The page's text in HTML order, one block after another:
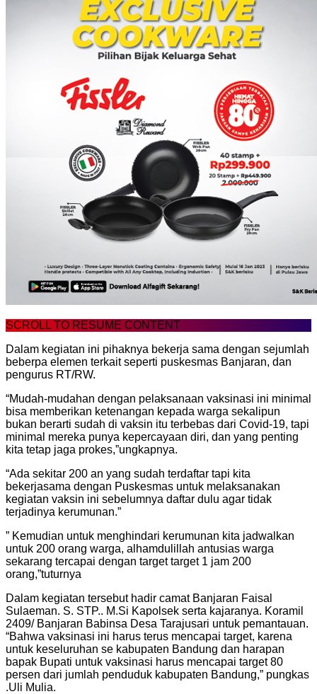
SCROLL TO RESUME CONTENT
Dalam kegiatan ini pihaknya bekerja sama dengan sejumlah
beberpa elemen terkait seperti puskesmas Banjaran, dan
pengurus RT/RW.
“Mudah-mudahan dengan pelaksanaan vaksinasi ini minimal
bisa memberikan ketenangan kepada warga sekalipun
bukan berarti sudah di vaksin itu terbebas dari Covid-19, tapi
minimal mereka punya kepercayaan diri, dan yang penting
kita tetap jaga prokes,”ungkapnya.
“Ada sekitar 200 an yang sudah terdaftar tapi kita
bekerjasama dengan Puskesmas untuk melaksanakan
kegiatan vaksin ini sebelumnya daftar dulu agar tidak
terjadinya kerumunan.”
” Kemudian untuk menghindari kerumunan kita jadwalkan
untuk 200 orang warga, alhamdulillah antusias warga
sekarang tercapai dengan target target 1 jam 200
orang,”tuturnya
Dalam kegiatan tersebut hadir camat Banjaran Faisal
Sulaeman. S. STP.. M.Si Kapolsek serta kajaranya. Koramil
2409/ Banjaran Babinsa Desa Tarajusari untuk pemantauan.
“Bahwa vaksinasi ini harus terus mencapai target, karena
untuk keseluruhan se kabupaten Bandung dan harapan
bapak Bupati untuk vaksinasi harus mencapai target 80
persen dari jumlah penduduk kabupaten Bandung,” pungkas
.Uli Mulia.